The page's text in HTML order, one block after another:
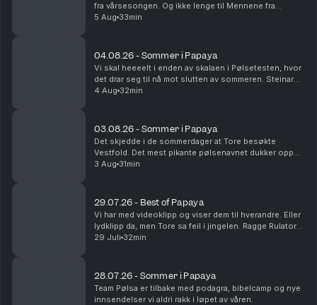
fra vårsesongen. Og ikke lenge til Mennene fra
Viennene er tilbake i sesong nå!
5 Aug 33min
04.08.26 - Sommer i Papaya
Vi skal heeeelt i enden av skalaen i Pølsetesten, hvor
det drar seg til nå mot slutten av sommeren. Steinar
kjører Route 66 og blir nesten drept. Det er
4 Aug 32min
03.08.26 - Sommer i Papaya
Det skjedde i de sommerdager at Tore besøkte
Vestfold. Det mest pikante pølsenavnet dukker opp
og vi rydder i fryseren. Yes.
3 Aug 31min
29.07.26 - Best of Papaya
Vi har med videoklipp og viser dem til hverandre. Eller
lydklipp da, men Tore sa feil i jingelen. Ragge Rulator
dukker opp, og Steinar utsettes for på-bekostnings-
29 Juli 32min
28.07.26 - Sommer i Papaya
Team Pølsa er tilbake med podagra, bibelcamp og nye
innsendelser vi aldri rakk i løpet av våren.